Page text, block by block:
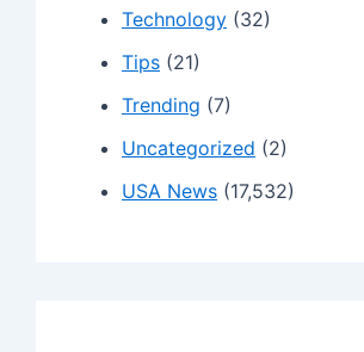
Technology (32)
Tips (21)
Trending (7)
Uncategorized (2)
USA News (17,532)